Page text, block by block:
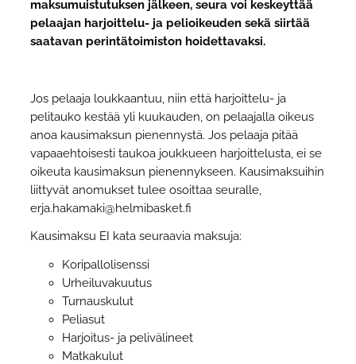
maksumuistutuksen jälkeen, seura voi keskeyttää
pelaajan harjoittelu- ja pelioikeuden sekä siirtää
saatavan perintätoimiston hoidettavaksi.
Jos pelaaja loukkaantuu, niin että harjoittelu- ja
pelitauko kestää yli kuukauden, on pelaajalla oikeus
anoa kausimaksun pienennystä. Jos pelaaja pitää
vapaaehtoisesti taukoa joukkueen harjoittelusta, ei se
oikeuta kausimaksun pienennykseen. Kausimaksuihin
liittyvät anomukset tulee osoittaa seuralle,
erja.hakamaki@helmibasket.fi
Kausimaksu EI kata seuraavia maksuja:
Koripallolisenssi
Urheiluvakuutus
Turnauskulut
Peliasut
Harjoitus- ja pelivälineet
Matkakulut